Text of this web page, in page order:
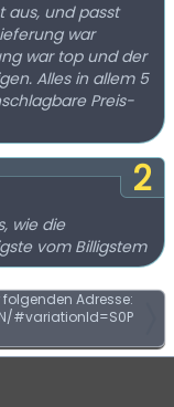
aus, und passt
war
war top und der
Alles in allem 5
Preis-
2
wie die
vom Billigstem
Adresse:
#variationId=S0P